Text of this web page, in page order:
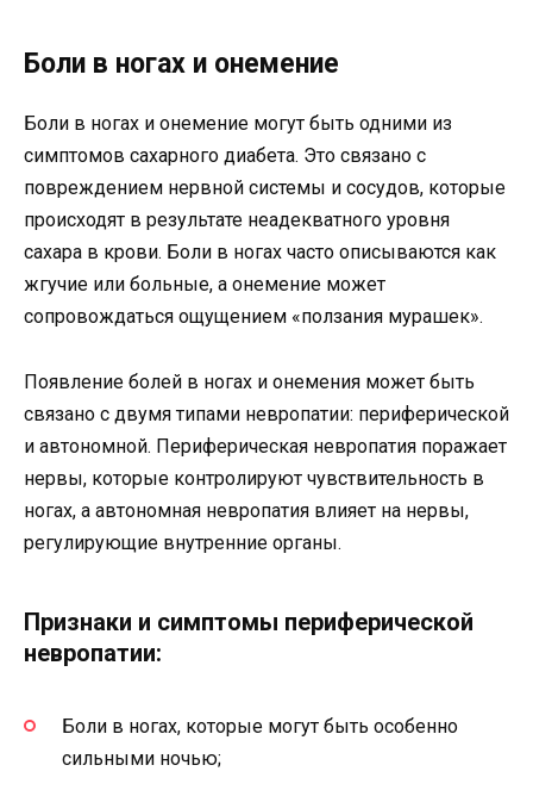
Боли в ногах и онемение
Боли в ногах и онемение могут быть одними из
симптомов сахарного диабета. Это связано с
повреждением нервной системы и сосудов, которые
происходят в результате неадекватного уровня
сахара в крови. Боли в ногах часто описываются как
жгучие или больные, а онемение может
сопровождаться ощущением «ползания мурашек».
Появление болей в ногах и онемения может быть
связано с двумя типами невропатии: периферической
и автономной. Периферическая невропатия поражает
нервы, которые контролируют чувствительность в
ногах, а автономная невропатия влияет на нервы,
регулирующие внутренние органы.
Признаки и симптомы периферической
невропатии:
Боли в ногах, которые могут быть особенно
сильными ночью;